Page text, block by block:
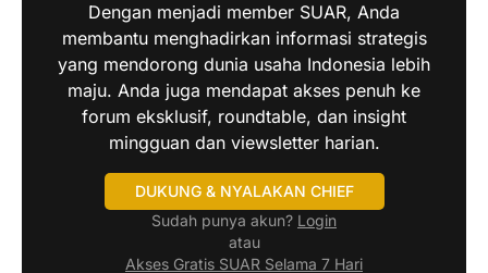
Dengan menjadi member SUAR, Anda
membantu menghadirkan informasi strategis
yang mendorong dunia usaha Indonesia lebih
maju. Anda juga mendapat akses penuh ke
forum eksklusif, roundtable, dan insight
mingguan dan viewsletter harian.
DUKUNG & NYALAKAN CHIEF
Sudah punya akun? Login
atau
Akses Gratis SUAR Selama 7 Hari